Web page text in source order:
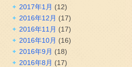
2017年1月 (12)
2016年12月 (17)
2016年11月 (17)
2016年10月 (16)
2016年9月 (18)
2016年8月 (17)